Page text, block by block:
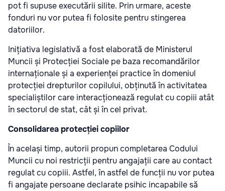
pot fi supuse executării silite. Prin urmare, aceste
fonduri nu vor putea fi folosite pentru stingerea
datoriilor.
Inițiativa legislativă a fost elaborată de Ministerul
Muncii și Protecției Sociale pe baza recomandărilor
internaționale și a experienței practice în domeniul
protecției drepturilor copilului, obținută în activitatea
specialiștilor care interacționează regulat cu copiii atât
în sectorul de stat, cât și în cel privat.
Consolidarea protecției copiilor
În același timp, autorii propun completarea Codului
Muncii cu noi restricții pentru angajații care au contact
regulat cu copiii. Astfel, în astfel de funcții nu vor putea
fi angajate persoane declarate psihic incapabile să